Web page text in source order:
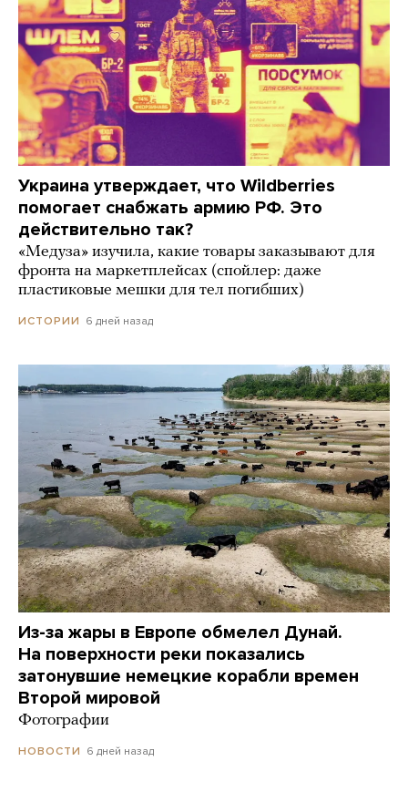
Украина утверждает, что Wildberries
помогает снабжать армию РФ. Это
действительно так?
«Медуза» изучила, какие товары заказывают для
фронта на маркетплейсах (спойлер: даже
пластиковые мешки для тел погибших)
ИСТОРИИ 6 дней назад
Из-за жары в Европе обмелел Дунай.
На поверхности реки показались
затонувшие немецкие корабли времен
Второй мировой
Фотографии
НОВОСТИ 6 дней назад